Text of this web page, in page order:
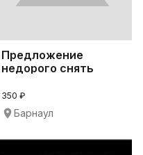
Предложение
недорого снять
Барна
350 ₽
Барнаул